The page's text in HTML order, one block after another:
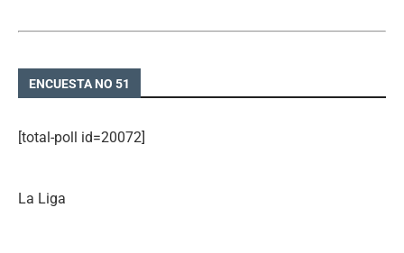
ENCUESTA NO 51
[total-poll id=20072]
La Liga